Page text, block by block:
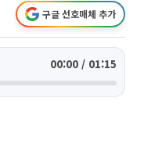
구글 선호매체 추가
00:00 / 01:15